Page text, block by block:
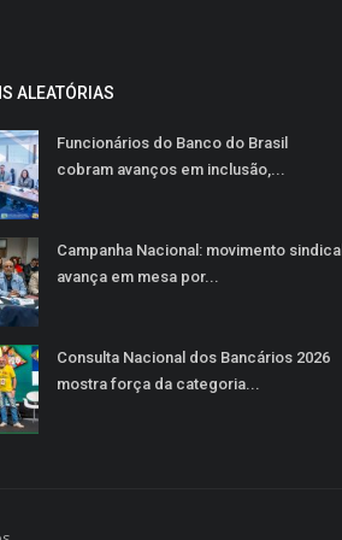
ALEATÓRIAS
Funcionários do Banco do Brasil
cobram avanços em inclusão,...
Campanha Nacional: movimento sindical
avança em mesa por...
Consulta Nacional dos Bancários 2026
mostra força da categoria...